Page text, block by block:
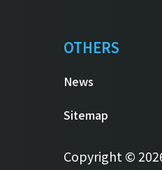
OTHERS
News
Sitemap
Copyright ©